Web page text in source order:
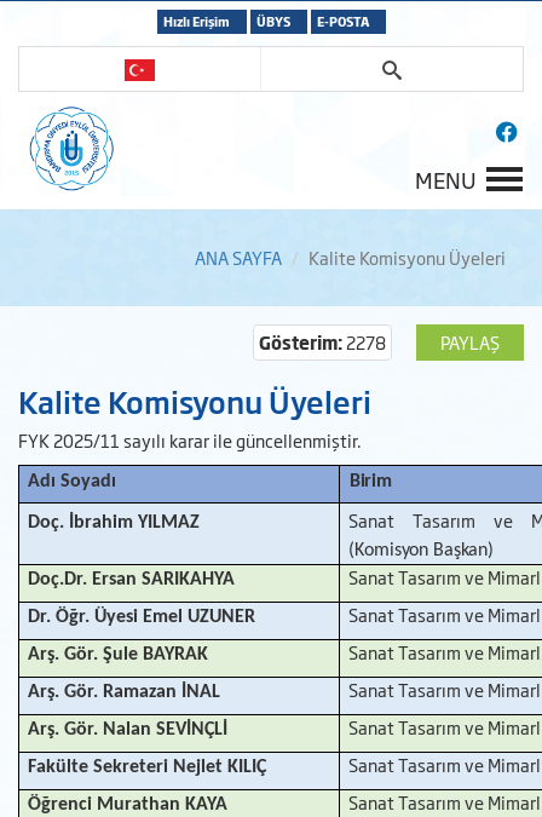
Hızlı Erişim ÜBYS E-POSTA
MENU
ANA SAYFA Kalite Komisyonu Üyeleri
PAYLAŞ
Gösterim:2278
Kalite Komisyonu Üyeleri
FYK 2025/11 sayılı karar ile güncellenmiştir.
Adı Soyadı Birim
Doç. İbrahim YILMAZ Sanat Tasarım ve
(Komisyon Başkan)
Doç.Dr. Ersan SARIKAHYA
Sanat Tasarım ve
Dr. Öğr. Üyesi Emel UZUNER Sanat Tasarım ve
Arş. Gör. Şule BAYRAK Sanat Tasarım ve
Arş. Gör. Ramazan İNAL Sanat Tasarım ve
Arş. Gör. Nalan SEVİNÇLİ Sanat Tasarım ve
Fakülte Sekreteri Nejlet KILIÇ Sanat Tasarım ve
Öğrenci Murathan KAYA Sanat Tasarım ve